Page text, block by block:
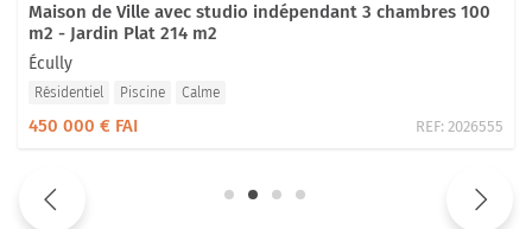
Maison de Ville avec studio indépendant 3 chambres 100
m2 - Jardin Plat 214 m2
Écully
Résidentiel Piscine Calme
450 000 € FAI REF: 2026555